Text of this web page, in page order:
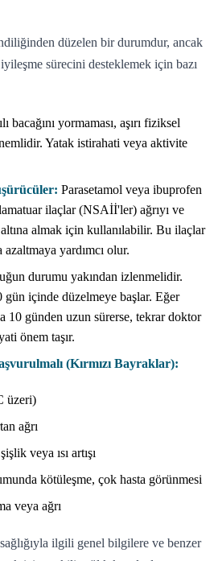
düzelen bir durumdur, ancak
sürecini desteklemek için bazı
bacağını yormaması, aşırı fiziksel
Yatak istirahati veya aktivite
Parasetamol veya ibuprofen
ilaçlar (NSAİİ'ler) ağrıyı ve
almak için kullanılabilir. Bu ilaçlar
azaltmaya yardımcı olur.
durumu yakından izlenmelidir.
içinde düzelmeye başlar. Eğer
10 günden uzun sürerse, tekrar doktor
önem taşır.
(Kırmızı Bayraklar):
üzeri)
ağrı
veya ısı artışı
kötüleşme, çok hasta görünmesi
veya ağrı
ilgili genel bilgilere ve benzer